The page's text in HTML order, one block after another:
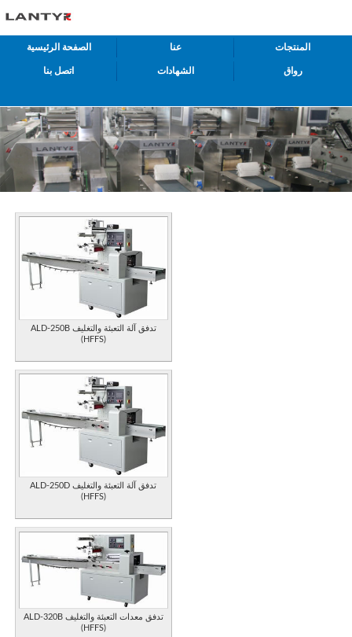
الصفحة الرئيسية عنا المنتجات
اتصل بنا الشهادات رواق
ALD-250B تدفق آلة التعبئة والتغليف
(HFFS)
ALD-250D تدفق آلة التعبئة والتغليف
(HFFS)
ALD-320B تدفق معدات التعبئة والتغليف
(HFFS)